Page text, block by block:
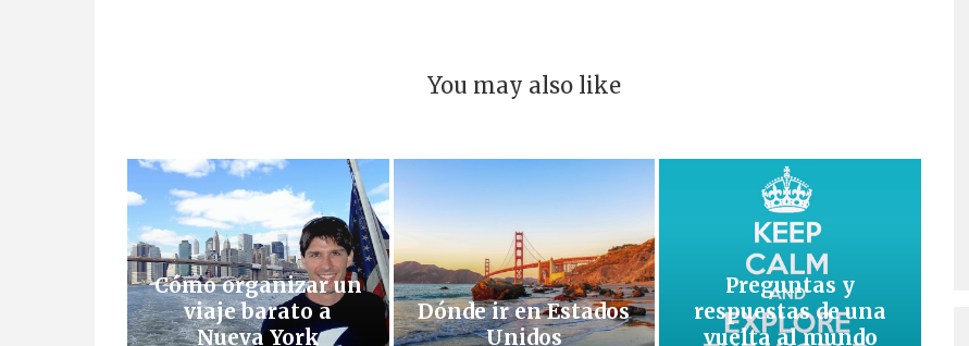
You may also like
Cómo organizar un
viaje barato a
Nueva York
Dónde ir en Estados
Unidos
Preguntas y
respuestas de una
vuelta al mundo